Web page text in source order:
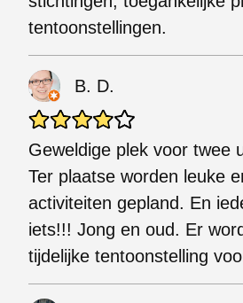
tentoonstellingen.
B. D.
Geweldige plek voor twee
Ter plaatse worden leuke
activiteiten gepland. En
iets!!! Jong en oud. Er
tijdelijke tentoonstelling